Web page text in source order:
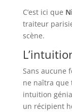
C’est ici que
traiteur
scène.
Sans aucune
ne naîtra
intuition
un récipient